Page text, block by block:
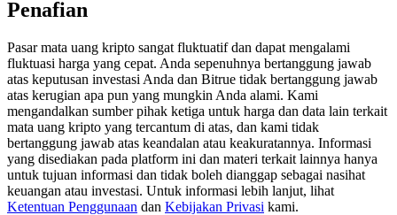
Exclusive for BitMart Users
Register & Trade to Win 500,000 USDT
Precious Metals Trading Carnival
Trade Gold & Silver · 33,333 USDT Bonus
Penafian
Pasar mata uang kripto sangat fluktuatif dan dapat mengalami
fluktuasi harga yang cepat. Anda sepenuhnya bertanggung jawab
atas keputusan investasi Anda dan Bitrue tidak bertanggung jawab
atas kerugian apa pun yang mungkin Anda alami. Kami
mengandalkan sumber pihak ketiga untuk harga dan data lain terkait
mata uang kripto yang tercantum di atas, dan kami tidak
bertanggung jawab atas keandalan atau keakuratannya. Informasi
yang disediakan pada platform ini dan materi terkait lainnya hanya
untuk tujuan informasi dan tidak boleh dianggap sebagai nasihat
keuangan atau investasi. Untuk informasi lebih lanjut, lihat
Ketentuan Penggunaan dan Kebijakan Privasi kami.